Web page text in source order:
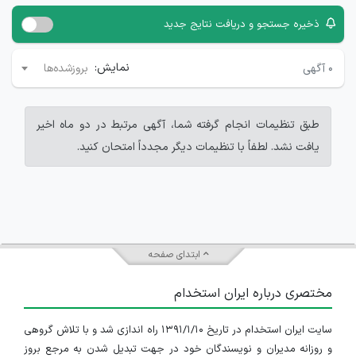
ذخیره جستجو و دریافت نتایج جدید
۰ آگهی نمایش: بروزشده‌ها
طبق تنظیمات انجام گرفته شما، آگهی مرتبط در دو ماه اخیر
یافت نشد. لطفاً با تنظیمات دیگر مجدداً امتحان کنید.
ابتدای صفحه
مختصری درباره ایران استخدام
سایت ایران استخدام در تاریخ ۱۳۹۱/۱/۱۰ راه اندازی شد و با تلاش گروهی
و روزانه مدیران و نویسندگان خود در جهت تبدیل شدن به مرجع بروز